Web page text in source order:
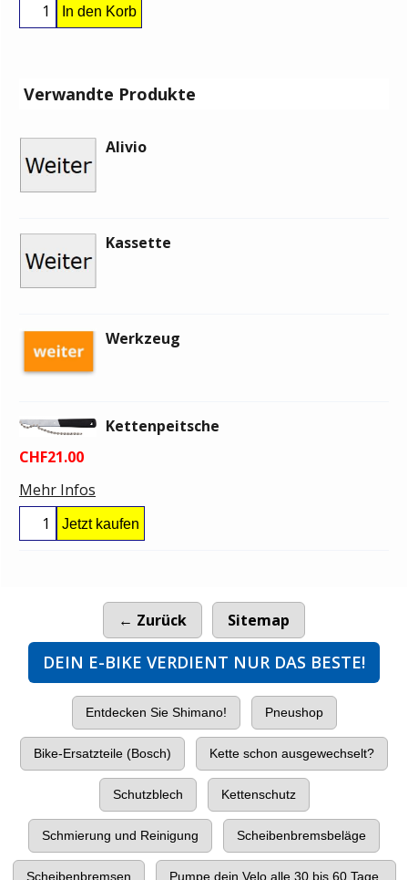
In den Korb
Verwandte Produkte
Alivio
Kassette
Werkzeug
Kettenpeitsche
CHF21.00
Mehr Infos
Jetzt kaufen
← Zurück Sitemap
DEIN E-BIKE VERDIENT NUR DAS BESTE!
Entdecken Sie Shimano! Pneushop
Bike-Ersatzteile (Bosch) Kette schon ausgewechselt?
Schutzblech Kettenschutz
Schmierung und Reinigung Scheibenbremsbeläge
Scheibenbremsen Pumpe dein Velo alle 30 bis 60 Tage.